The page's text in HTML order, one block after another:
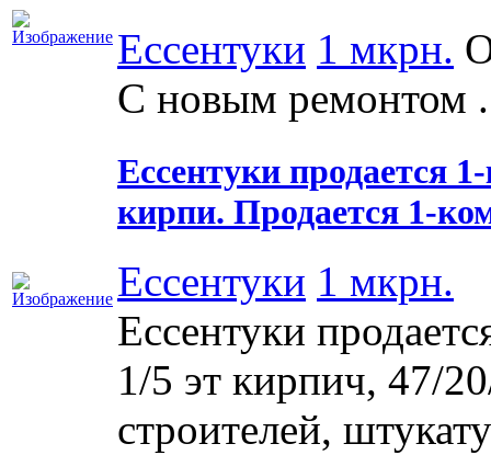
Ессентуки 1 мкрн.
С новым ремонтом
Ессентуки продается
кирпи. Продается 1-
Ессентуки 1 мкрн.
Ессентуки
1/5 эт кирпич, 47/
строителей,